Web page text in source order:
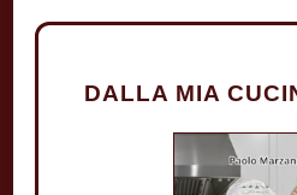
DALLA MIA